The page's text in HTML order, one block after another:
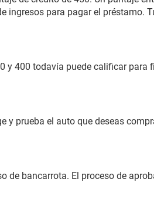
para pagar el préstamo.
400 todavía puede calificar
y prueba el auto que deseas
bancarrota. El proceso de